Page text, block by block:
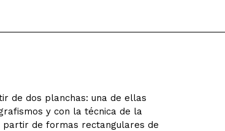
de dos planchas: una de ellas
y con la técnica de la
partir de formas rectangulares de